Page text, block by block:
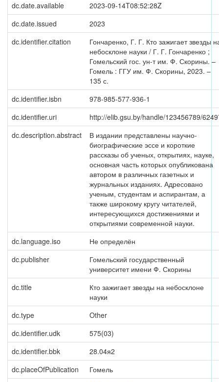
dc.date.available
2023-09-14T08:52:28Z
dc.date.issued
2023
dc.identifier.citation
Гончаренко, Г. Г. Кто зажигает звезды
небосклоне науки / Г. Г. Гончаренко ;
Гомельский гос. ун-т им. Ф. Скорины. –
Гомель : ГГУ им. Ф. Скорины, 2023. –
135 с.
dc.identifier.isbn
978-985-577-936-1
dc.identifier.uri
http://elib.gsu.by/handle/123456789/
dc.description.abstract
В издании представлены научно-
биографические эссе и короткие
рассказы об ученых, открытиях, науке,
основная часть которых опубликована
автором в различных газетных и
журнальных изданиях. Адресовано
ученым, студентам и аспирантам, а
также широкому кругу читателей,
интересующихся достижениями и
открытиями современной науки.
dc.language.iso
Не определён
dc.publisher
Гомельский государственный
университет имени Ф. Скорины
dc.title
Кто зажигает звезды на небосклоне
науки
dc.type
Other
dc.identifier.udk
575(03)
dc.identifier.bbk
28.04я2
dc.placeOfPublication
Гомель